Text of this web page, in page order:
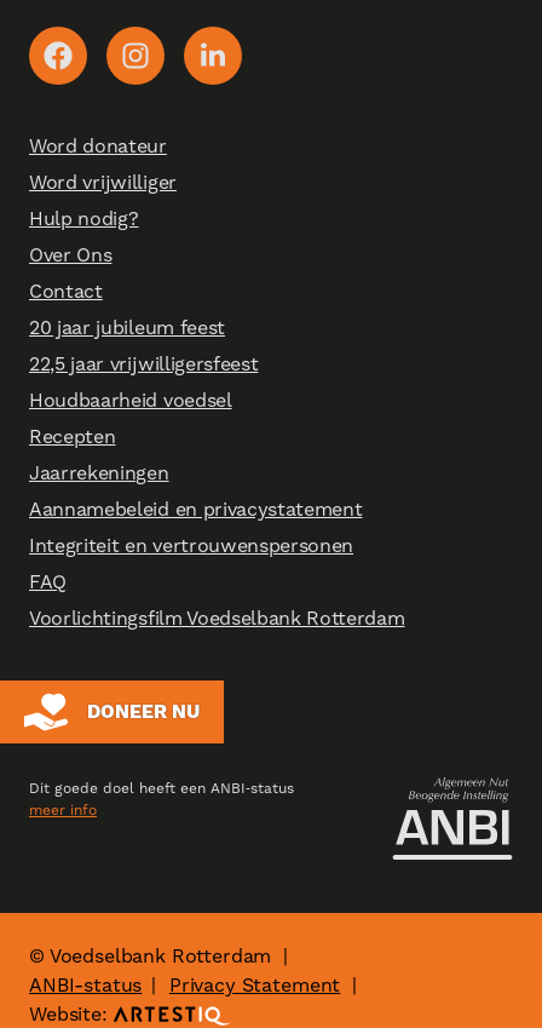
Word donateur
Word vrijwilliger
Hulp nodig?
Over Ons
Contact
20 jaar jubileum feest
22,5 jaar vrijwilligersfeest
Houdbaarheid voedsel
Recepten
Jaarrekeningen
Aannamebeleid en privacystatement
Integriteit en vertrouwenspersonen
FAQ
Voorlichtingsfilm Voedselbank Rotterdam
DONEER NU
Dit goede doel heeft een ANBI‑status
meer info
© Voedselbank Rotterdam
ANBI-status
Privacy Statement
Website: